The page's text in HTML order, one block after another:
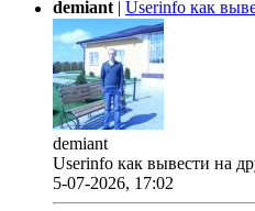
demiant| Userinfo как
demiant
Userinfo как вывести на
5-07-2026, 17:02